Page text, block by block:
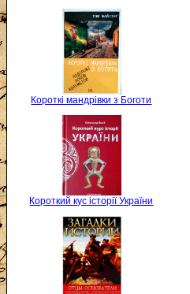
Короткі мандрівки з Боготи
Короткий кус історії України